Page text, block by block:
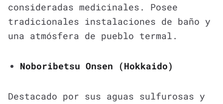
consideradas medicinales. Posee
tradicionales instalaciones de baño y
una atmósfera de pueblo termal.
Noboribetsu Onsen (Hokkaido)
Destacado por sus aguas sulfurosas y